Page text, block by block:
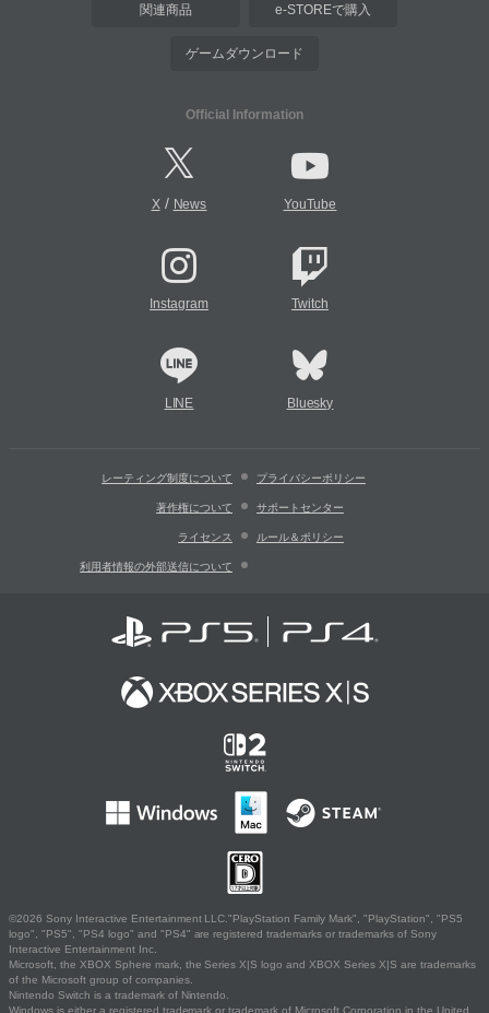
関連商品 e-STOREで購入
ゲームダウンロード
Official Information
X/ News YouTube
Instagram Twitch
LINE Bluesky
レーティング制度について プライバシーポリシー
著作権について サポートセンター
ライセンス ルール＆ポリシー
利用者情報の外部送信について
©2026 Sony Interactive Entertainment LLC."PlayStation Family Mark", "PlayStation", "PS5
logo", "PS5", "PS4 logo" and "PS4" are registered trademarks or trademarks of Sony
Interactive Entertainment Inc.
Microsoft, the XBOX Sphere mark, the Series X|S logo and XBOX Series X|S are trademarks
of the Microsoft group of companies.
Nintendo Switch is a trademark of Nintendo.
Windows is either a registered trademark or trademark of Microsoft Corporation in the United